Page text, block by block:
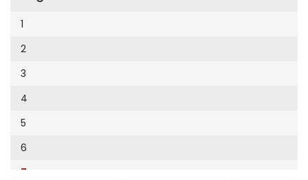
Cumhuriyet Sağlıklı Beslenme
Cumhuriyet Sokak
Cumhuriyet Spor
Cumhuriyet Strateji
Cumhuriyet Tarım
Cumhuriyet Yılbaşı
Çerçeve Eki
9
10
11
12
13
14
15
1
2
3
4
5
6
7